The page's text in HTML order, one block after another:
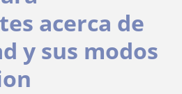
acerca de
y sus modos